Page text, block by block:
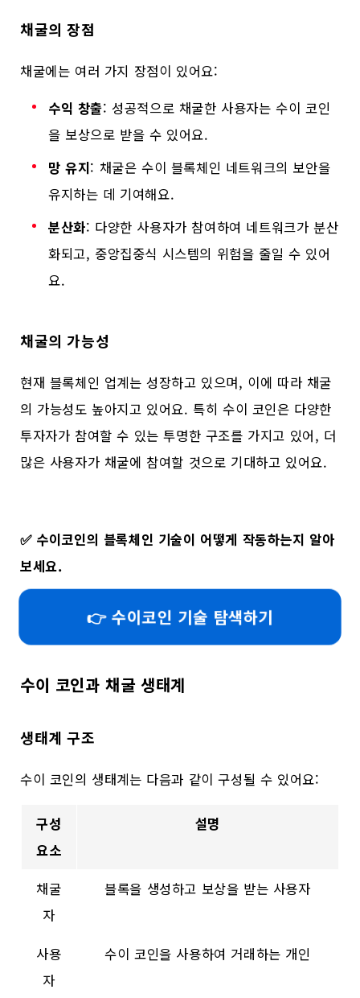
채굴의 장점
채굴에는 여러 가지 장점이 있어요:
수익 창출: 성공적으로 채굴한 사용자는 수이 코인
을 보상으로 받을 수 있어요.
망 유지: 채굴은 수이 블록체인 네트워크의 보안을
유지하는 데 기여해요.
분산화: 다양한 사용자가 참여하여 네트워크가 분산
화되고, 중앙집중식 시스템의 위험을 줄일 수 있어
요.
채굴의 가능성
현재 블록체인 업계는 성장하고 있으며, 이에 따라 채굴
의 가능성도 높아지고 있어요. 특히 수이 코인은 다양한
투자자가 참여할 수 있는 투명한 구조를 가지고 있어, 더
많은 사용자가 채굴에 참여할 것으로 기대하고 있어요.
✅ 수이코인의 블록체인 기술이 어떻게 작동하는지 알아
보세요.
👉 수이코인 기술 탐색하기
수이 코인과 채굴 생태계
생태계 구조
수이 코인의 생태계는 다음과 같이 구성될 수 있어요:
구성
요소
설명
채굴
자
블록을 생성하고 보상을 받는 사용자
사용
자
수이 코인을 사용하여 거래하는 개인